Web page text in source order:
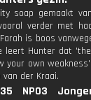
soap gemaakt
verder met
is boos
leert Hunter dat
your own
der Kraai.
NPO3